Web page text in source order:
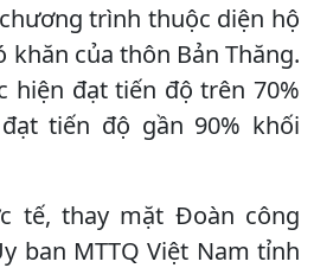
trình thuộc diện hộ
khăn của thôn Bản Thăng.
hiện đạt tiến độ trên 70%
tiến độ gần 90% khối
tế, thay mặt Đoàn công
ban MTTQ Việt Nam tỉnh